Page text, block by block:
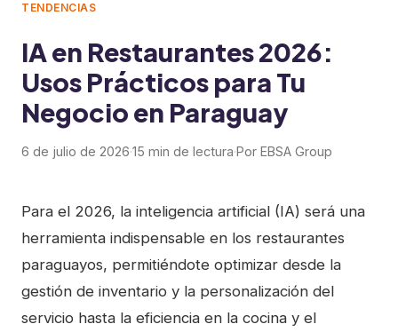
TENDENCIAS
IA en Restaurantes 2026:
Usos Prácticos para Tu
Negocio en Paraguay
6 de julio de 2026·15 min de lectura·Por EBSA Group
Para el 2026, la inteligencia artificial (IA) será una
herramienta indispensable en los restaurantes
paraguayos, permitiéndote optimizar desde la
gestión de inventario y la personalización del
servicio hasta la eficiencia en la cocina y el